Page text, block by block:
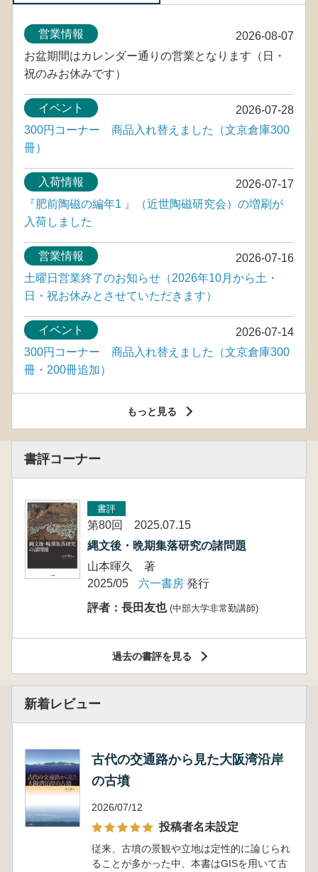
2026-08-07
営業情報
お盆期間はカレンダー通りの営業となります（日・
祝のみお休みです）
2026-07-28
イベント
300円コーナー 商品入れ替えました（文京倉庫300
冊）
2026-07-17
入荷情報
『肥前陶磁の編年1 』（近世陶磁研究会）の増刷が
入荷しました
2026-07-16
営業情報
土曜日営業終了のお知らせ（2026年10月から土・
日・祝お休みとさせていただきます）
2026-07-14
イベント
300円コーナー 商品入れ替えました（文京倉庫300
冊・200冊追加）
もっと見る
書評コーナー
書評
第80回 2025.07.15
縄文後・晩期集落研究の諸問題
山本暉久 著
2025/05
六一書房 発行
評者：長田友也 (中部大学非常勤講師)
過去の書評を見る
新着レビュー
古代の交通路から見た大阪湾沿岸
の古墳
2026/07/12
投稿者名未設定
従来、古墳の景観や立地は定性的に論じられ
ることが多かった中、本書はGISを用いて古